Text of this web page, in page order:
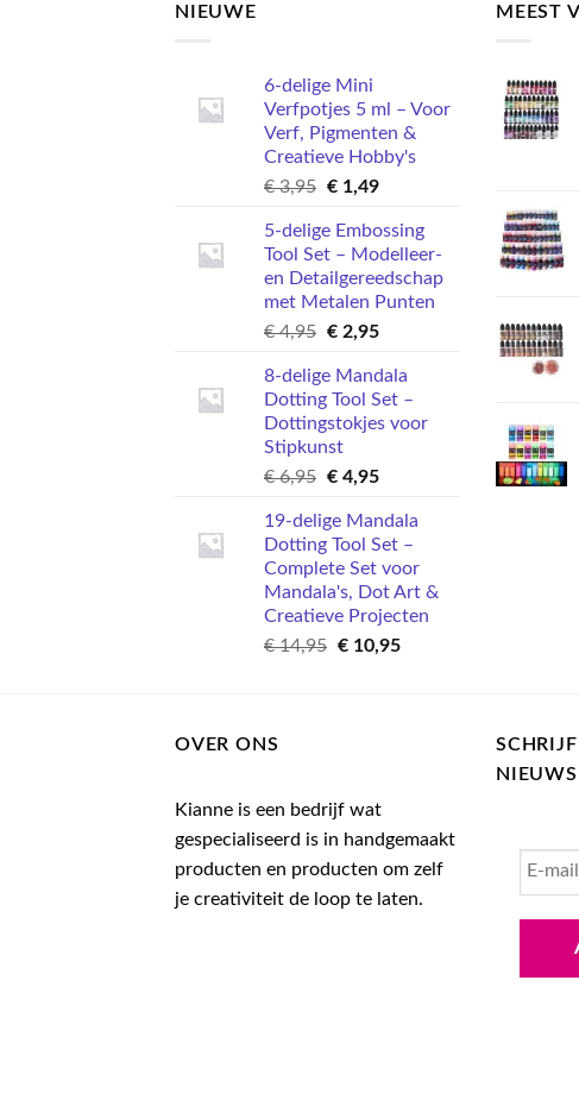
NIEUWE
6-delige Mini
Verfpotjes 5 ml – Voor
Verf, Pigmenten &
Creatieve Hobby's
€3,95 Oorspronkelijke
was:
€ 3,95.
€1,49Huidige
is:
€ 1,49.
5-delige Embossing
Tool Set – Modelleer-
en Detailgereedschap
met Metalen Punten
€4,95 Oorspronkelijke
was:
€ 4,95.
€2,95Huidige
is:
€ 2,95.
8-delige Mandala
Dotting Tool Set –
Dottingstokjes voor
Stipkunst
€6,95 Oorspronkelijke
was:
€ 6,95.
€4,95Huidige
is:
€ 4,95.
19-delige Mandala
Dotting Tool Set –
Complete Set voor
Mandala's, Dot Art &
Creatieve Projecten
€14,95 Oorspronkelijke
€10,95Huidige
MEEST
OVER ONS
Kianne is een bedrijf wat
gespecialiseerd is in handgemaakt
producten en producten om zelf
je creativiteit de loop te laten.